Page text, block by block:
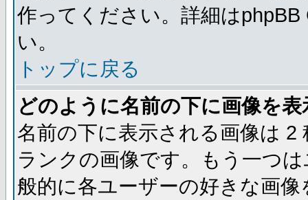
作ってください。詳細は
い。
トップに戻る
どのように名前の下に画像を
名前の下に表示される画像は
ランクの画像です。もう一つ
般的に各ユーザーの好きな画